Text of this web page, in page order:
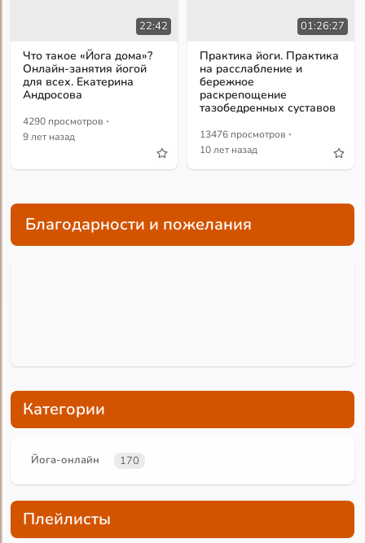
22:42
Что такое «Йога дома»?
Онлайн-занятия йогой
для всех. Екатерина
Андросова
4290 просмотров ·
9 лет назад
01:26:27
Практика йоги. Практика
на расслабление и
бережное
раскрепощение
тазобедренных суставов
13476 просмотров ·
10 лет назад
Благодарности и пожелания
Категории
Йога-онлайн 170
Плейлисты